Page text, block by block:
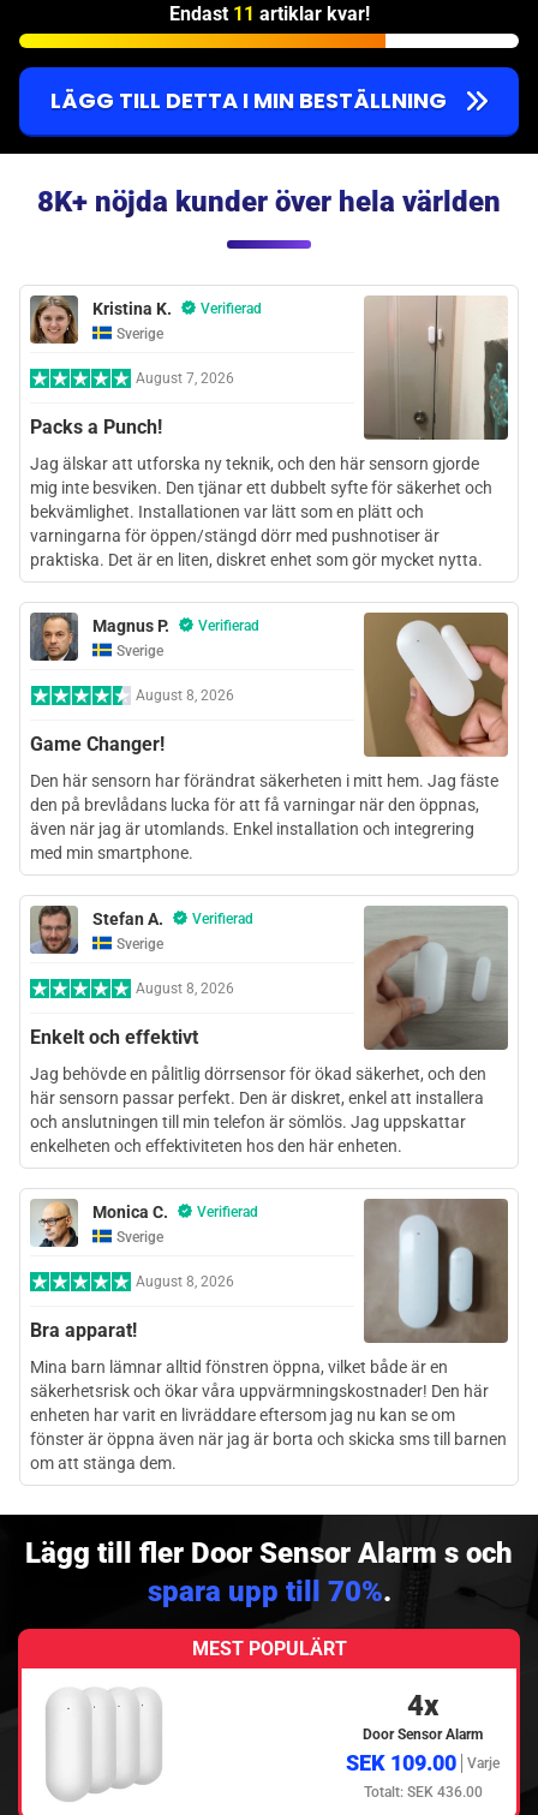
Endast 11 artiklar kvar!
LÄGG TILL DETTA I MIN BESTÄLLNING
8K+ nöjda kunder över hela världen
Kristina K.
Verifierad
Sverige
August 7, 2026
Packs a Punch!
Jag älskar att utforska ny teknik, och den här sensorn gjorde
mig inte besviken. Den tjänar ett dubbelt syfte för säkerhet och
bekvämlighet. Installationen var lätt som en plätt och
varningarna för öppen/stängd dörr med pushnotiser är
praktiska. Det är en liten, diskret enhet som gör mycket nytta.
Magnus P.
Verifierad
Sverige
August 8, 2026
Game Changer!
Den här sensorn har förändrat säkerheten i mitt hem. Jag fäste
den på brevlådans lucka för att få varningar när den öppnas,
även när jag är utomlands. Enkel installation och integrering
med min smartphone.
Stefan A.
Verifierad
Sverige
August 8, 2026
Enkelt och effektivt
Jag behövde en pålitlig dörrsensor för ökad säkerhet, och den
här sensorn passar perfekt. Den är diskret, enkel att installera
och anslutningen till min telefon är sömlös. Jag uppskattar
enkelheten och effektiviteten hos den här enheten.
Monica C.
Verifierad
Sverige
August 8, 2026
Bra apparat!
Mina barn lämnar alltid fönstren öppna, vilket både är en
säkerhetsrisk och ökar våra uppvärmningskostnader! Den här
enheten har varit en livräddare eftersom jag nu kan se om
fönster är öppna även när jag är borta och skicka sms till barnen
om att stänga dem.
Lägg till fler Door Sensor Alarm s och
spara upp till 70%.
MEST POPULÄRT
4x
Door Sensor Alarm
SEK 109.00
Varje
Totalt: SEK 436.00